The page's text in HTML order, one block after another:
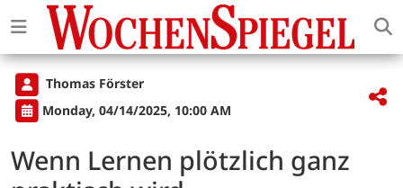
Thomas Förster
Monday, 04/14/2025, 10:00 AM
Wenn Lernen plötzlich ganz